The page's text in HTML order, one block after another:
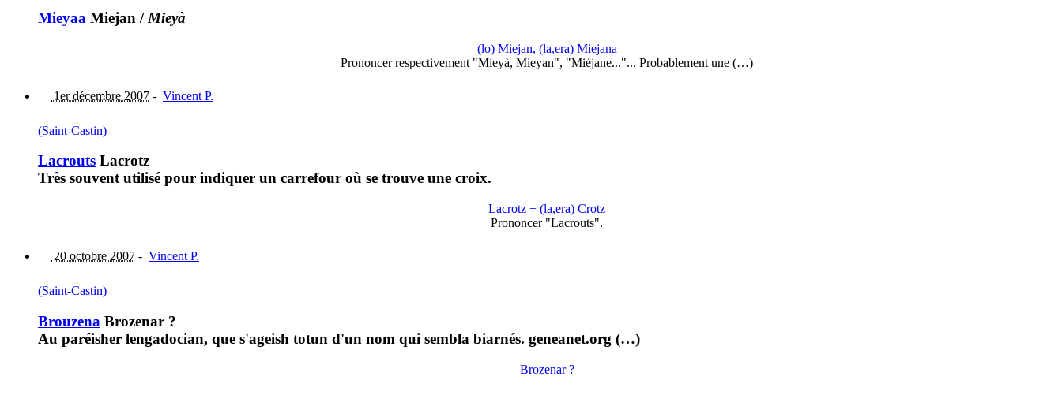
Mieyaa Miejan / Mieyà
(lo) Miejan, (la,era) Miejana
Prononcer respectivement "Mieyà, Mieyan", "Miéjane..."... Probablement une (…)
1er décembre 2007 - Vincent P.
(Saint-Castin)
Lacrouts Lacrotz
Très souvent utilisé pour indiquer un carrefour où se trouve une croix.
Lacrotz + (la,era) Crotz
Prononcer "Lacrouts".
20 octobre 2007 - Vincent P.
(Saint-Castin)
Brouzena Brozenar ?
Au paréisher lengadocian, que s'ageish totun d'un nom qui sembla biarnés. geneanet.org (…)
Brozenar ?